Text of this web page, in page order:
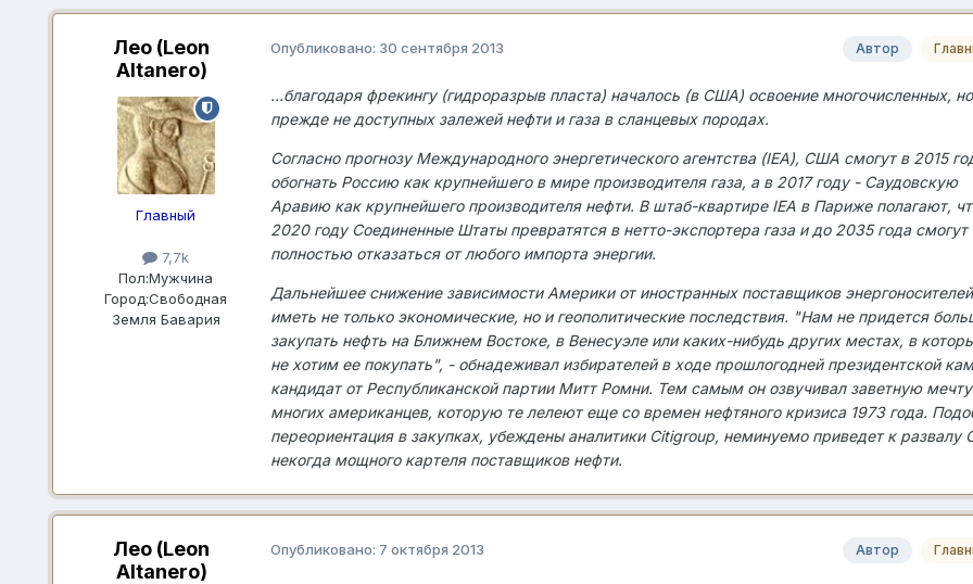
Лео (Leon
Altanero)
Главный
7,7k
Пол:Мужчина
Город:Свободная
Земля Бавария
Автор
Опубликовано: 30 сентября 2013
...благодаря фрекингу (гидроразрыв пласта) началось (в США) освоение многочисленных, но
прежде не доступных залежей нефти и газа в сланцевых породах.
Согласно прогнозу Международного энергетического агентства (IEA), США смогут в 2015
обогнать Россию как крупнейшего в мире производителя газа, а в 2017 году - Саудовскую
Аравию как крупнейшего производителя нефти. В штаб-квартире IEA в Париже полагают,
2020 году Соединенные Штаты превратятся в нетто-экспортера газа и до 2035 года смогут
полностью отказаться от любого импорта энергии.
Дальнейшее снижение зависимости Америки от иностранных поставщиков
иметь не только экономические, но и геополитические последствия. "Нам не придется
закупать нефть на Ближнем Востоке, в Венесуэле или каких-нибудь других местах, в
не хотим ее покупать", - обнадеживал избирателей в ходе прошлогодней президентской
кандидат от Республиканской партии Митт Ромни. Тем самым он озвучивал заветную мечту
многих американцев, которую те лелеют еще со времен нефтяного кризиса 1973 года.
переориентация в закупках, убеждены аналитики Citigroup, неминуемо приведет к развалу
некогда мощного картеля поставщиков нефти.
Лео (Leon
Altanero)
Автор
Опубликовано: 7 октября 2013